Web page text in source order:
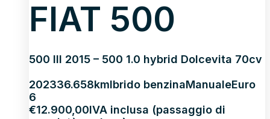
FIAT 500
500 III 2015 – 500 1.0 hybrid Dolcevita 70cv
202336.658kmIbrido benzinaManualeEuro
6
€12.900,00IVA inclusa (passaggio di